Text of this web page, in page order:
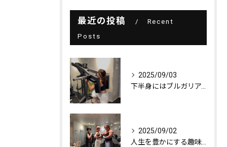
最近の投稿
Recent
Posts
2025/09/03
2025/09/02